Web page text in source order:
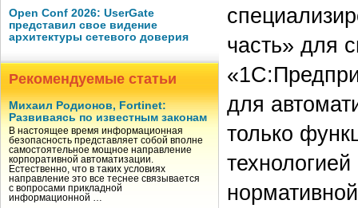
Open Conf 2026: UserGate
представил свое видение
архитектуры сетевого доверия
Рекомендуемые статьи
Михаил Родионов, Fortinet:
Развиваясь по известным законам
В настоящее время информационная
безопасность представляет собой вполне
самостоятельное мощное направление
корпоративной автоматизации.
Естественно, что в таких условиях
направление это все теснее связывается
с вопросами прикладной
информационной …
часть» для
для
только